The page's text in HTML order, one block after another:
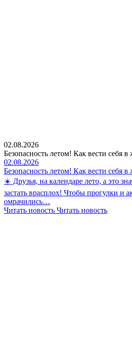
02.08.2026
Безопасность летом! Как вести себя в
02.08.2026
Безопасность летом! Как вести себя в
☀️ Друзья, на календаре лето, а это
застать врасплох! Чтобы прогулки и
омрачились…
Читать новость Читать новость